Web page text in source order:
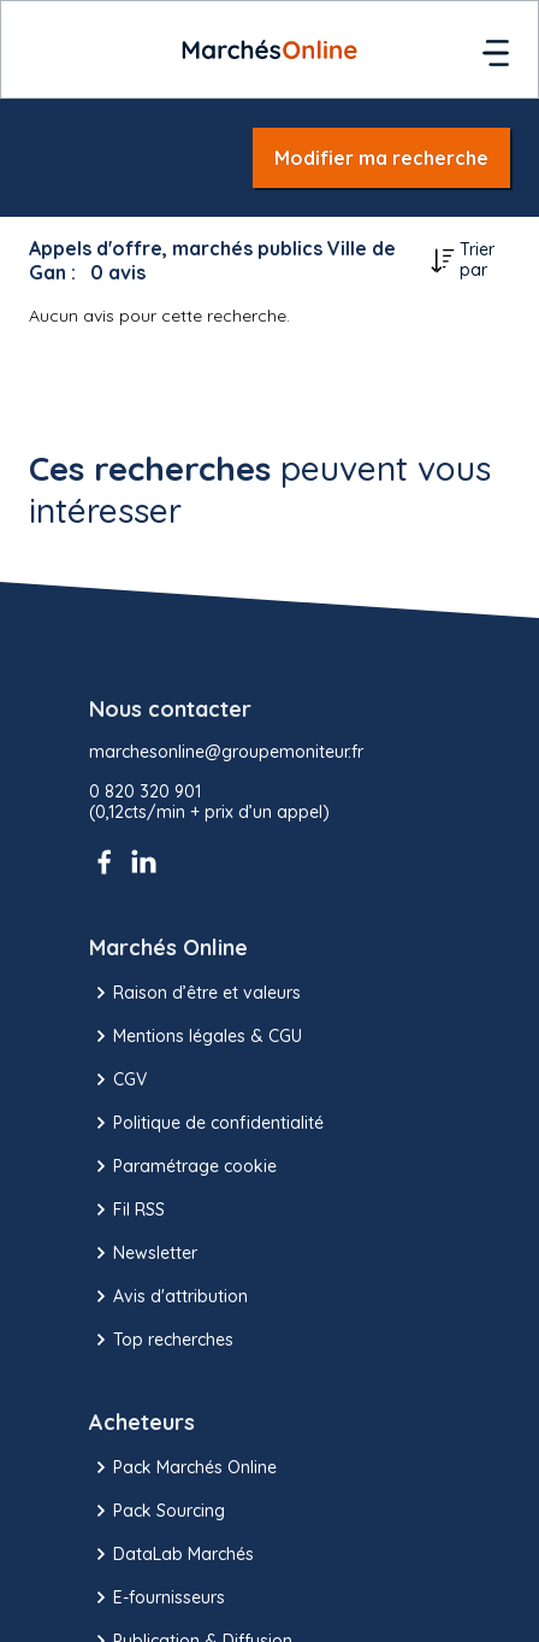
Modifier ma recherche
Appels d'offre, marchés publics Ville de
Gan :
0 avis
Trier
par
Aucun avis pour cette recherche.
Ces recherches peuvent vous
intéresser
Nous contacter
marchesonline@groupemoniteur.fr
0 820 320 901
(0,12cts/min + prix d’un appel)
Marchés Online
Raison d’être et valeurs
Mentions légales & CGU
CGV
Politique de confidentialité
Paramétrage cookie
Fil RSS
Newsletter
Avis d'attribution
Top recherches
Acheteurs
Pack Marchés Online
Pack Sourcing
DataLab Marchés
E-fournisseurs